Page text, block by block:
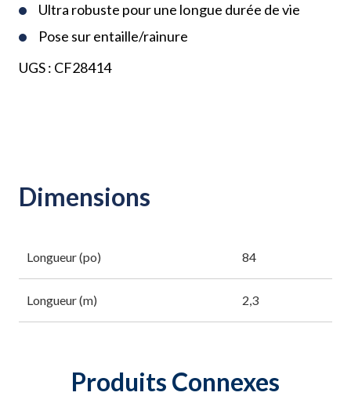
Ultra robuste pour une longue durée de vie
Pose sur entaille/rainure
UGS : CF28414
Dimensions
Longueur (po) 84
Longueur (m) 2,3
Produits Connexes